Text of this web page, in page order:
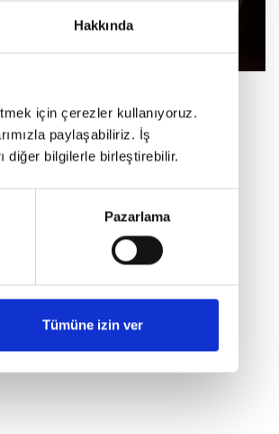
Hakkında
için çerezler kullanıyoruz.
paylaşabiliriz. İş
diğer bilgilerle birleştirebilir.
Pazarlama
Tümüne izin ver